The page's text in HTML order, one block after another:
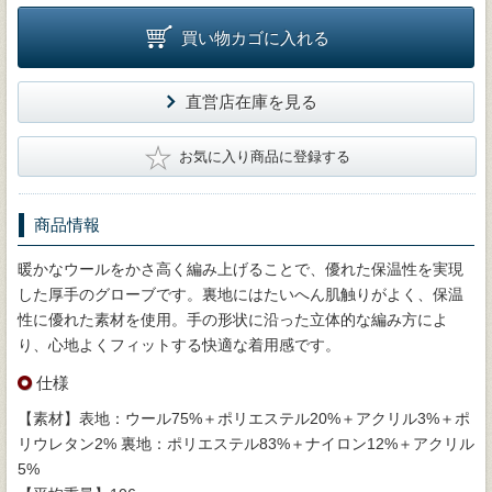
買い物カゴに入れる
直営店在庫を見る
★ お気に入り商品に登録する
商品情報
暖かなウールをかさ高く編み上げることで、優れた保温性を実現
した厚手のグローブです。裏地にはたいへん肌触りがよく、保温
性に優れた素材を使用。手の形状に沿った立体的な編み方によ
り、心地よくフィットする快適な着用感です。
仕様
【素材】表地：ウール75%＋ポリエステル20%＋アクリル3%＋ポ
リウレタン2% 裏地：ポリエステル83%＋ナイロン12%＋アクリル
5%